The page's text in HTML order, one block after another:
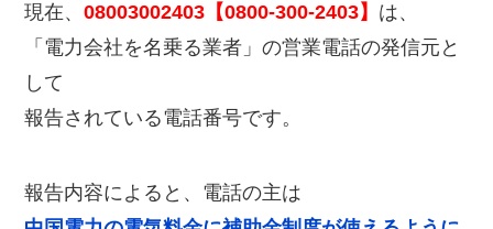
現在、08003002403【0800-300-2403】 は、
「電力会社を名乗る業者」の営業電話の発信元と
して
報告されている電話番号です。
報告内容によると、電話の主は